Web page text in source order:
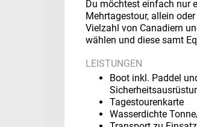
Du möchtest einfach nur
Mehrtagestour, allein
Vielzahl von Canadiern
wählen und diese samt
LEISTUNGEN
Boot inkl. Paddel
Tagestourenkarte
Wasserdichte